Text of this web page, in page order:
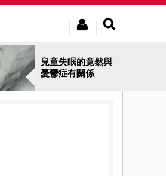
兒童失眠的竟然與
憂鬱症有關係